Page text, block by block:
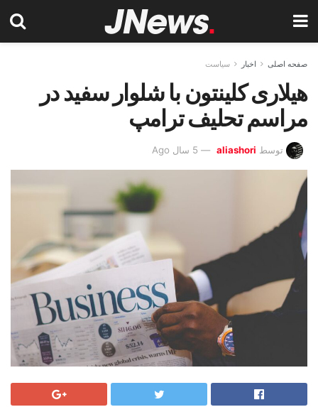
صفحه اصلی اخبار سیاست
هیلاری کلینتون با شلوار سفید در
مراسم تحلیف ترامپ
توسط aliashori 5 سال Ago